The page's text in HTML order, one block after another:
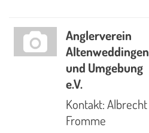
Anglerverein
Altenweddingen
und Umgebung
e.V.
Kontakt: Albrecht
Fromme